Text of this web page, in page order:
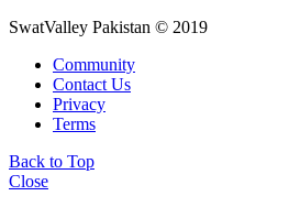
SwatValley Pakistan © 2019
Community
Contact Us
Privacy
Terms
Back to Top
Close